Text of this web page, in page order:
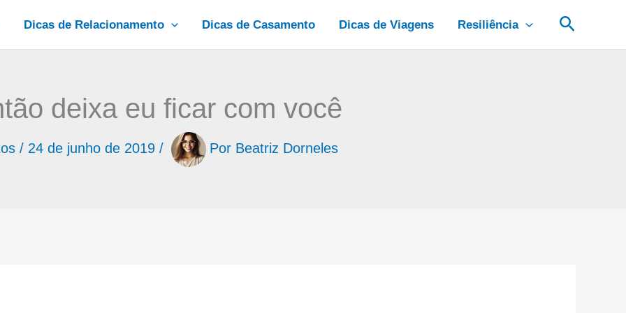
Dicas de Relacionamento Dicas de Casamento Dicas de Viagens Resiliência
deixa eu ficar com você
/ 24 de junho de 2019 / Por Beatriz Dorneles